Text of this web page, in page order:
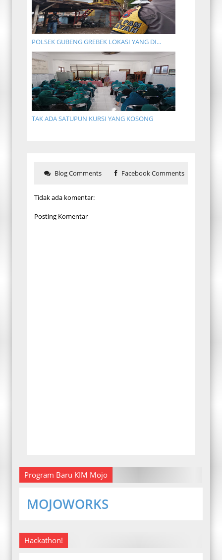
POLSEK GUBENG GREBEK LOKASI YANG DI...
TAK ADA SATUPUN KURSI YANG KOSONG
Blog Comments Facebook Comments
Tidak ada komentar:
Posting Komentar
Program Baru KIM Mojo
MOJOWORKS
Hackathon!